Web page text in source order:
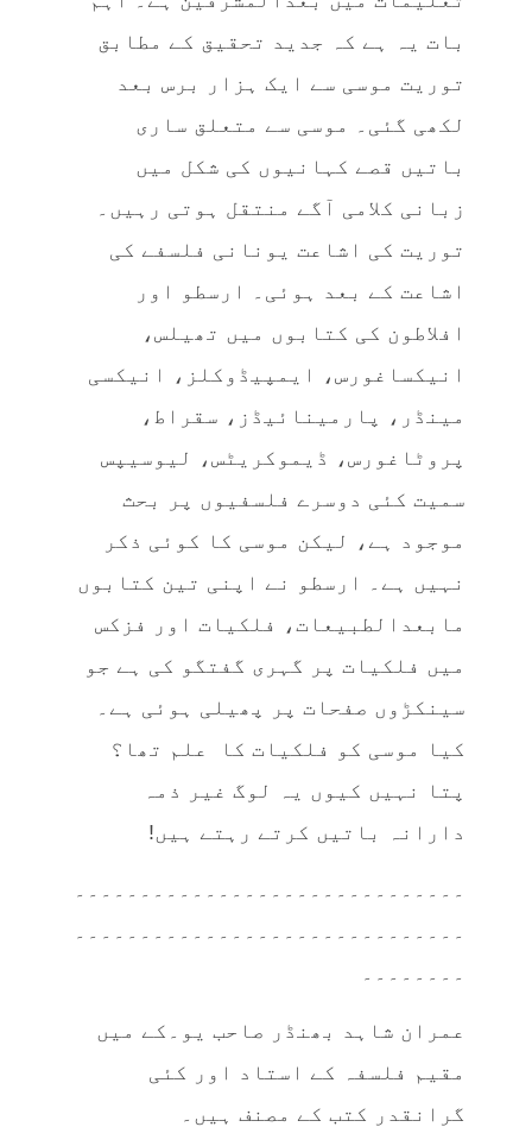
بات یہ ہے کہ جدید تحقیق کے مطابق
توریت موسی سے ایک ہزار برس بعد
لکھی گئی۔ موسی سے متعلق ساری
باتیں قصے کہانیوں کی شکل میں
زبانی کلامی آگے منتقل ہوتی رہیں۔
توریت کی اشاعت یونانی فلسفے کی
اشاعت کے بعد ہوئی۔ ارسطو اور
افلاطون کی کتابوں میں تھیلس،
انیکساغورس، ایمپیڈوکلز، انیکسی
مینڈر، پارمینائیڈز، سقراط،
پروٹاغورس، ڈیموکریٹس، لیوسیپس
سمیت کئی دوسرے فلسفیوں پر بحث
موجود ہے، لیکن موسی کا کوئی ذکر
نہیں ہے۔ ارسطو نے اپنی تین کتابوں
مابعدالطبیعات، فلکیات اور فزکس
میں فلکیات پر گہری گفتگو کی ہے جو
سینکڑوں صفحات پر پھیلی ہوئی ہے۔
کیا موسی کو فلکیات کا علم تھا؟
پتا نہیں کیوں یہ لوگ غیر ذمہ
دارانہ باتیں کرتے رہتے ہیں!
۔۔۔۔۔۔۔۔۔۔۔۔۔۔۔۔۔۔۔۔۔۔۔۔۔۔۔۔۔۔
۔۔۔۔۔۔۔۔۔۔۔۔۔۔۔۔۔۔۔۔۔۔۔۔۔۔۔۔۔۔
۔۔۔۔۔۔۔۔
عمران شاہد بھنڈر صاحب یو۔کے میں
مقیم فلسفہ کے استاد اور کئی
گرانقدر کتب کے مصنف ہیں۔